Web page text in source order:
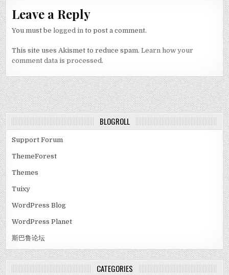
Leave a Reply
You must belogged in to post a comment.
This site uses Akismet to reduce spam.Learn how your
comment data is processed.
BLOGROLL
Support Forum
ThemeForest
Themes
Tuixy
WordPress Blog
WordPress Planet
斯巴鲁论坛
CATEGORIES